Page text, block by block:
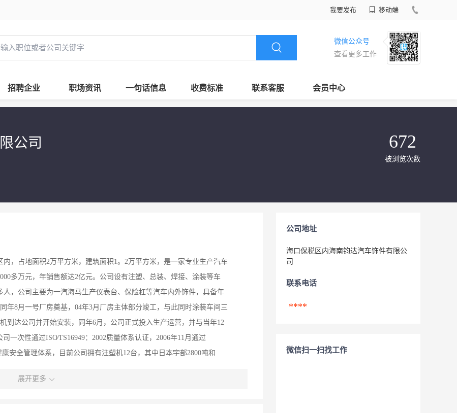
我要发布 移动端
微信公众号
查看更多工作
招聘企业 职场资讯 一句话信息 收费标准 联系客服 会员中心
公司 672
被浏览次数
，占地面积2万平方米，建筑面积1。2万平方米，是一家专业生产汽车
多万元，年销售额达2亿元。公司设有注塑、总装、焊接、涂装等车
，公司主要为一汽海马生产仪表台、保险杠等汽车内外饰件，具备年
年8月一号厂房奠基，04年3月厂房主体部分竣工，与此同时涂装车间三
到达公司并开始安装，同年6月，公司正式投入生产运营，并与当年12
一次性通过ISO∕TS16949：2002质量体系认证，2006年11月通过
康安全管理体系，目前公司拥有注塑机12台，其中日本宇部2800吨和
发和制造，技术上依托于上海交大模协CAD技术中心，一汽海马技术
展开更多
公司地址
海口保税区内海南钧达汽车饰件有限公
司
联系电话
****
微信扫一扫找工作